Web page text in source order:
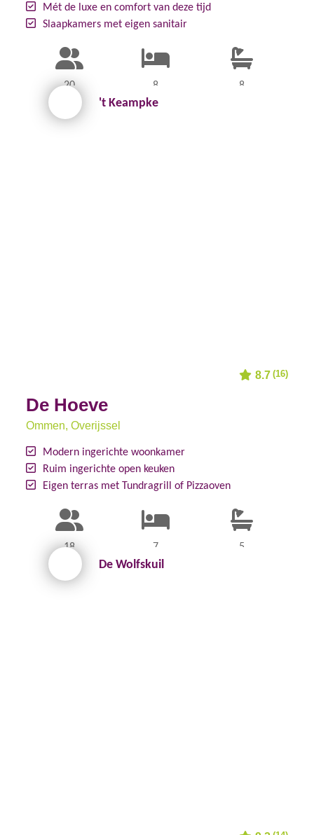
Mét de luxe en comfort van deze tijd
Slaapkamers met eigen sanitair
20 8 8
't Keampke
8.7 (16)
De Hoeve
Ommen, Overijssel
Modern ingerichte woonkamer
Ruim ingerichte open keuken
Eigen terras met Tundragrill of Pizzaoven
18 7 5
De Wolfskuil